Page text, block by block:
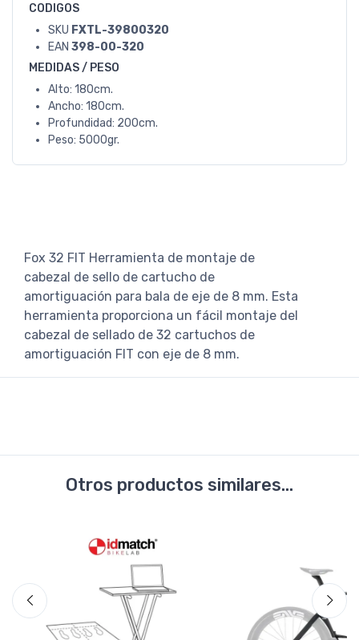
CODIGOS
SKU FXTL-39800320
EAN 398-00-320
MEDIDAS / PESO
Alto: 180cm.
Ancho: 180cm.
Profundidad: 200cm.
Peso: 5000gr.
Fox 32 FIT Herramienta de montaje de
cabezal de sello de cartucho de
amortiguación para bala de eje de 8 mm. Esta
herramienta proporciona un fácil montaje del
cabezal de sellado de 32 cartuchos de
amortiguación FIT con eje de 8 mm.
Otros productos similares...